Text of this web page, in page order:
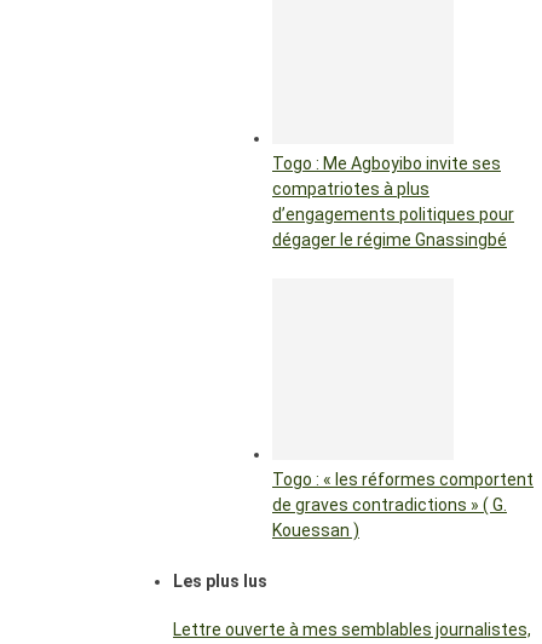
Togo : Me Agboyibo invite ses
compatriotes à plus
d’engagements politiques pour
dégager le régime Gnassingbé
Togo : « les réformes comportent
de graves contradictions » ( G.
Kouessan )
Les plus lus
Lettre ouverte à mes semblables journalistes,